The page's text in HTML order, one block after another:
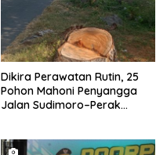
Dikira Perawatan Rutin, 25
Pohon Mahoni Penyangga
Jalan Sudimoro–Perak